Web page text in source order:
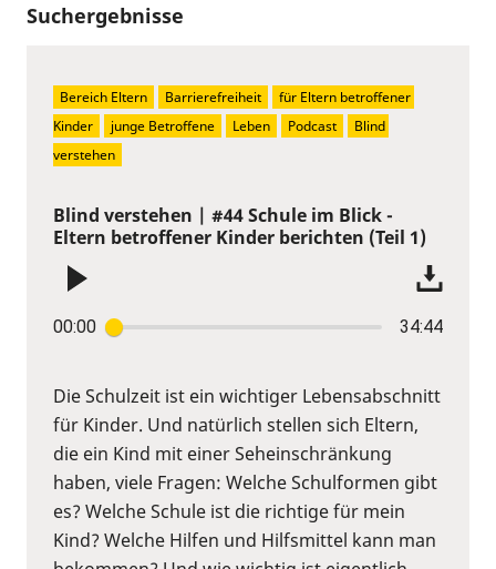
Suchergebnisse
Blind verstehen | #44 Schule im Blick -
Eltern betroffener Kinder berichten (Teil 1)
00:00 34:44
Die Schulzeit ist ein wichtiger Lebensabschnitt
für Kinder. Und natürlich stellen sich Eltern,
die ein Kind mit einer Seheinschränkung
haben, viele Fragen: Welche Schulformen gibt
es? Welche Schule ist die richtige für mein
Kind? Welche Hilfen und Hilfsmittel kann man
Bereich Eltern Barrierefreiheit
für Eltern betroffener
Kinder
junge Betroffene Leben Podcast
Blind
verstehen